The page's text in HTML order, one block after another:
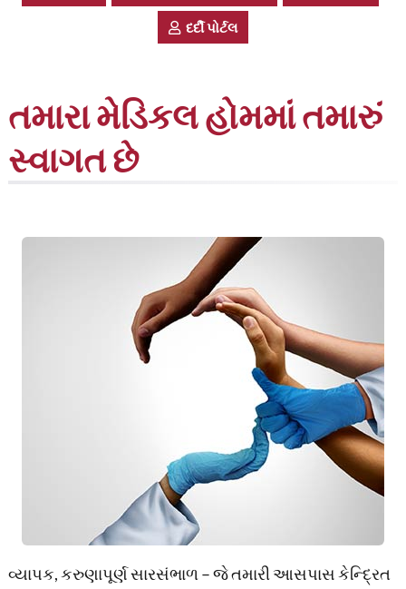
દર્દી પોર્ટલ
તમારા મેડિકલ હોમમાં તમારું
સ્વાગત છે
વ્યાપક, કરુણાપૂર્ણ સારસંભાળ – જે તમારી આસપાસ કેન્દ્રિત